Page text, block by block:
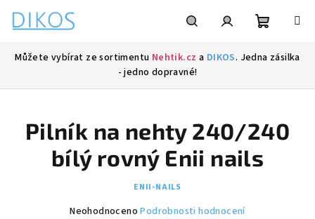
obsah
Můžete vybírat ze sortimentu Nehtik.cz a DIKOS. Jedna zásilka
- jedno dopravné!
Pilník na nehty 240/240
bílý rovný Enii nails
ENII-NAILS
Průměrné
Neohodnoceno Podrobnosti hodnocení